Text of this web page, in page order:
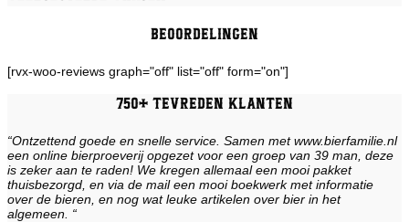
Beoordelingen
[rvx-woo-reviews graph="off" list="off" form="on"]
750+ tevreden klanten
“Ontzettend goede en snelle service. Samen met www.bierfamilie.nl
een online bierproeverij opgezet voor een groep van 39 man, deze
is zeker aan te raden! We kregen allemaal een mooi pakket
thuisbezorgd, en via de mail een mooi boekwerk met informatie
over de bieren, en nog wat leuke artikelen over bier in het
algemeen. “